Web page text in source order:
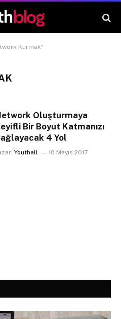
Kurmak"
Oluşturmaya
Bir Boyut Katmanızı
4 Yol
Youthall 10 Mayıs 2017